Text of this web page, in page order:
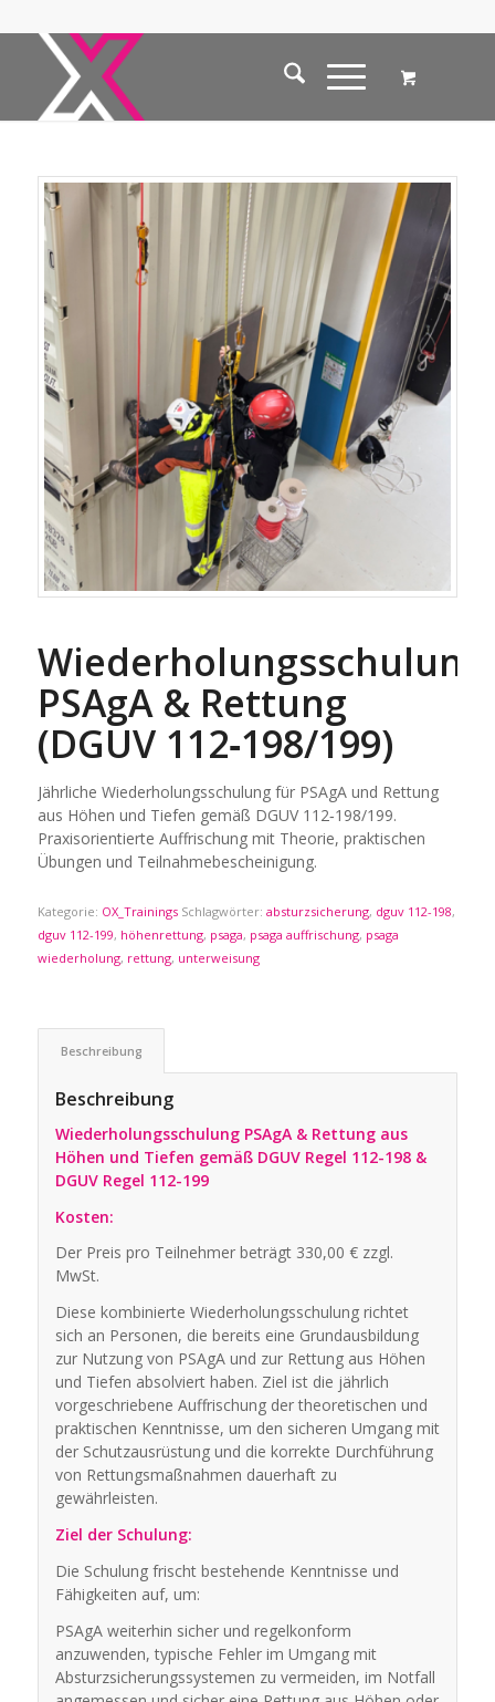
Wiederholungsschulung
PSAgA & Rettung
(DGUV 112‑198/199)
Jährliche Wiederholungsschulung für PSAgA und Rettung
aus Höhen und Tiefen gemäß DGUV 112‑198/199.
Praxisorientierte Auffrischung mit Theorie, praktischen
Übungen und Teilnahmebescheinigung.
Kategorie: OX_Trainings Schlagwörter: absturzsicherung, dguv 112-198,
dguv 112-199, höhenrettung, psaga, psaga auffrischung, psaga
wiederholung, rettung, unterweisung
Beschreibung
Beschreibung
Wiederholungsschulung PSAgA & Rettung aus
Höhen und Tiefen gemäß DGUV Regel 112-198 &
DGUV Regel 112-199
Kosten:
Der Preis pro Teilnehmer beträgt 330,00 € zzgl.
MwSt.
Diese kombinierte Wiederholungsschulung richtet
sich an Personen, die bereits eine Grundausbildung
zur Nutzung von PSAgA und zur Rettung aus Höhen
und Tiefen absolviert haben. Ziel ist die jährlich
vorgeschriebene Auffrischung der theoretischen und
praktischen Kenntnisse, um den sicheren Umgang mit
der Schutzausrüstung und die korrekte Durchführung
von Rettungsmaßnahmen dauerhaft zu
gewährleisten.
Ziel der Schulung:
Die Schulung frischt bestehende Kenntnisse und
Fähigkeiten auf, um:
PSAgA weiterhin sicher und regelkonform
anzuwenden, typische Fehler im Umgang mit
Absturzsicherungssystemen zu vermeiden, im Notfall